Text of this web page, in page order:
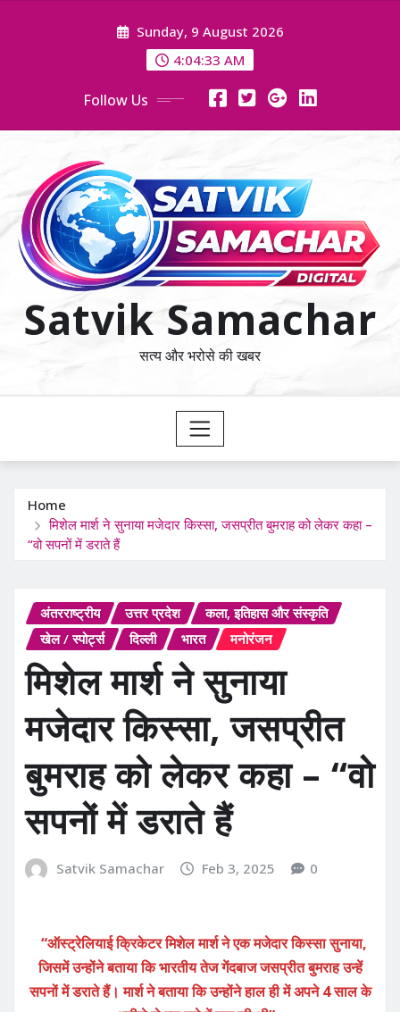
Sunday, 9 August 2026
4:04:34 AM
Follow Us
Satvik Samachar
सत्य और भरोसे की खबर
Home
मिशेल मार्श ने सुनाया मजेदार किस्सा, जसप्रीत बुमराह को लेकर कहा –
“वो सपनों में डराते हैं
अंतरराष्ट्रीय उत्तर प्रदेश
कला, इतिहास और संस्कृति
खेल / स्पोर्ट्स
दिल्ली भारत मनोरंजन
मिशेल मार्श ने सुनाया
मजेदार किस्सा, जसप्रीत
बुमराह को लेकर कहा – “वो
सपनों में डराते हैं
Satvik Samachar Feb 3, 2025 0
“ऑस्ट्रेलियाई क्रिकेटर मिशेल मार्श ने एक मजेदार किस्सा सुनाया,
जिसमें उन्होंने बताया कि भारतीय तेज गेंदबाज जसप्रीत बुमराह उन्हें
सपनों में डराते हैं। मार्श ने बताया कि उन्होंने हाल ही में अपने 4 साल के